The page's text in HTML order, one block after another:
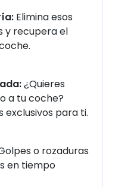
Elimina esos
y recupera el
¿Quieres
a tu coche?
exclusivos para ti.
o rozaduras
en tiempo